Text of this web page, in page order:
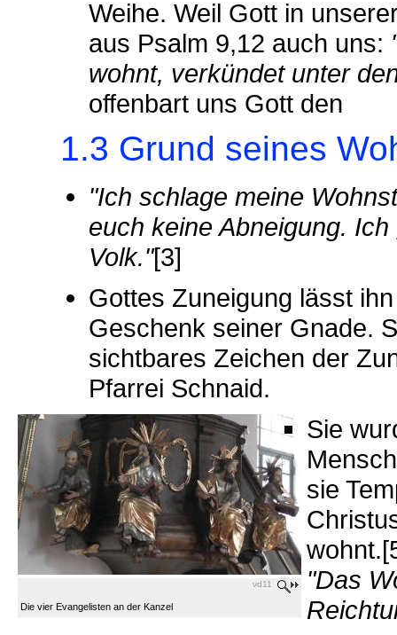
Weihe. Weil Gott in
aus Psalm 9,12 auch uns:
wohnt, verkündet unter
offenbart uns Gott den
1.3 Grund seines
"Ich schlage meine
euch keine Abneigung.
Volk."[3]
Gottes Zuneigung lässt
Geschenk seiner Gnade.
sichtbares Zeichen der
Pfarrei Schnaid.
vd11
Die vier Evangelisten an der Kanzel
Sie
sie
"Das